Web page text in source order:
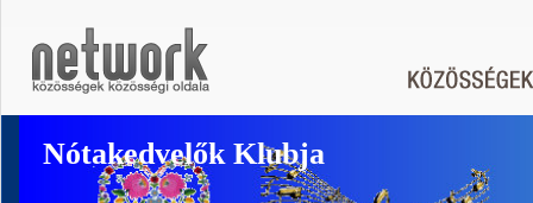
Nótakedvelők Klubja